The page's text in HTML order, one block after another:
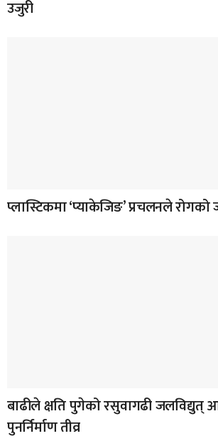
उजुरी
प्लास्टिकमा ‘प्याकेजिङ’ प्रचलनले
बाढीले क्षति पुगेको रसुवागढी जलविद्युत्
पुनर्निर्माण तीव्र